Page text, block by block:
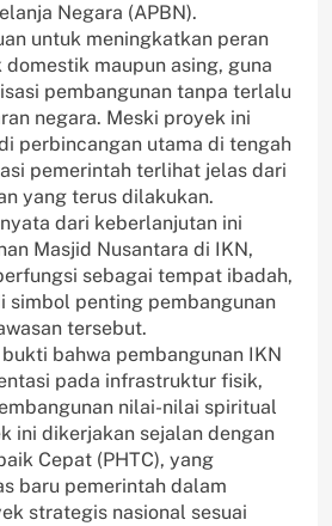
Negara (APBN).
untuk meningkatkan peran
maupun asing, guna
pembangunan tanpa terlalu
negara. Meski proyek ini
perbincangan utama di tengah
pemerintah terlihat jelas dari
yang terus dilakukan.
dari keberlanjutan ini
Masjid Nusantara di IKN,
sebagai tempat ibadah,
simbol penting pembangunan
tersebut.
bahwa pembangunan IKN
pada infrastruktur fisik,
nilai-nilai spiritual
ini dikerjakan sejalan dengan
Cepat (PHTC), yang
baru pemerintah dalam
strategis nasional sesuai